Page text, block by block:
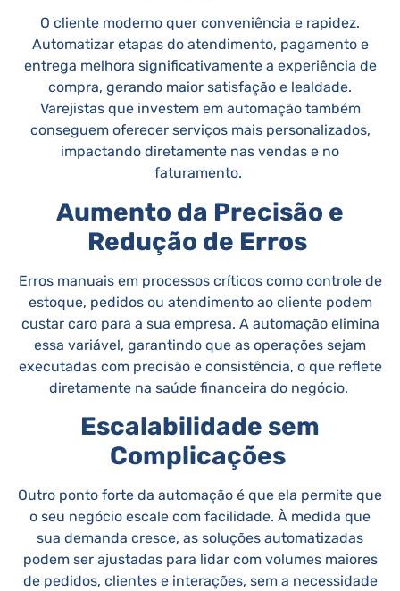
O cliente moderno quer conveniência e rapidez.
Automatizar etapas do atendimento, pagamento e
entrega melhora significativamente a experiência de
compra, gerando maior satisfação e lealdade.
Varejistas que investem em automação também
conseguem oferecer serviços mais personalizados,
impactando diretamente nas vendas e no
faturamento.
Aumento da Precisão e
Redução de Erros
Erros manuais em processos críticos como controle de
estoque, pedidos ou atendimento ao cliente podem
custar caro para a sua empresa. A automação elimina
essa variável, garantindo que as operações sejam
executadas com precisão e consistência, o que reflete
diretamente na saúde financeira do negócio.
Escalabilidade sem
Complicações
Outro ponto forte da automação é que ela permite que
o seu negócio escale com facilidade. À medida que
sua demanda cresce, as soluções automatizadas
podem ser ajustadas para lidar com volumes maiores
de pedidos, clientes e interações, sem a necessidade